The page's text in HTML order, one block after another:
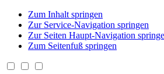
Zum Inhalt springen
Zur Service-Navigation springen
Zur Seiten Haupt-Navigation
Zum Seitenfuß springen